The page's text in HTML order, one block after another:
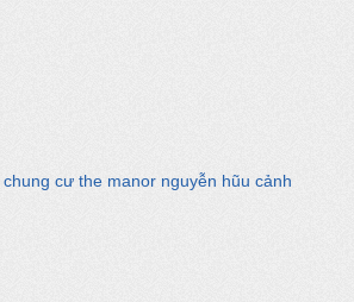
cư the manor nguyễn hũu cảnh